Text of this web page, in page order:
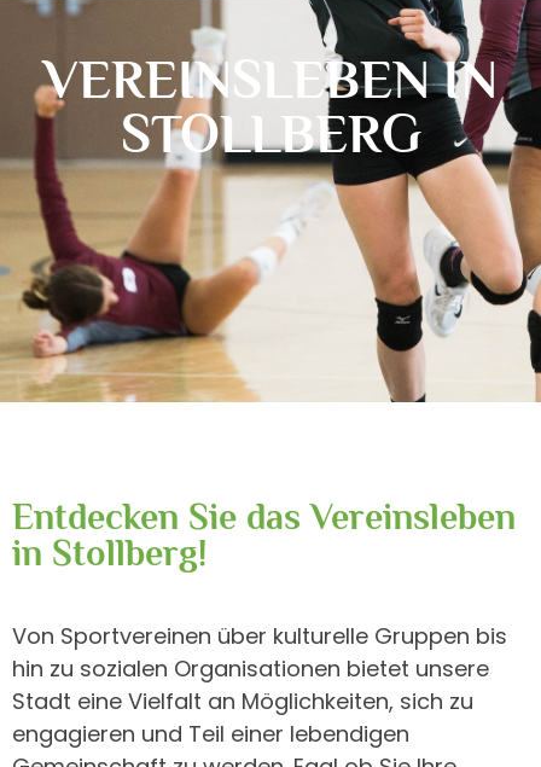
VEREINSLEBEN IN
STOLLBERG
Entdecken Sie das Vereinsleben
in Stollberg!
Von Sportvereinen über kulturelle Gruppen bis
hin zu sozialen Organisationen bietet unsere
Stadt eine Vielfalt an Möglichkeiten, sich zu
engagieren und Teil einer lebendigen